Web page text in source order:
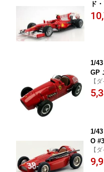
ド
1/
GP
【
【
1/
O
ン
ル
【